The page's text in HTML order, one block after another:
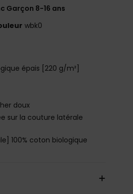
Garçon 8-16 ans
wbk0
épais [220 g/m²]
doux
sur la couture latérale
100% coton biologique